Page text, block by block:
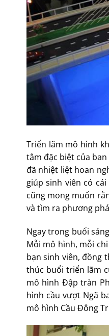
Triển lãm mô hình
tâm đặc biệt của
đã nhiệt liệt hoan
giúp sinh viên có
cũng mong muốn
và tìm ra phương
Ngay trong buổi
Mỗi mô hình, mỗi
bạn sinh viên, đồng
thúc buổi triển lãm
mô hình Đập tràn
hình cầu vượt Ngã
mô hình Cầu Đông